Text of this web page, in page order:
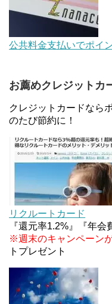
デジタルギ
～
au Pay等に
ァミリマー
元で新ルー
ソニーフィ
もらえる口
V
象外へ！11
公共料金支払いでポイ
お薦めクレジットカ
クレジットカードなら
のたび節約に！
リクルートカード
『還元率1.2%』『年会
※週末のキャンペーン
トプレゼント